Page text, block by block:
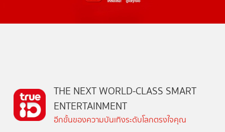
THE NEXT WORLD-CLASS SMART
ENTERTAINMENT
อีกขั้นของความบันเทิงระดับโลกตรงใจคุณ